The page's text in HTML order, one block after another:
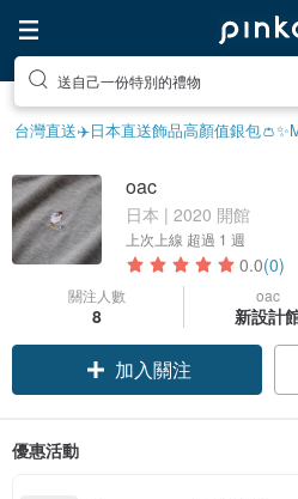
送自己一份特別的禮物
台灣直送✈️日本直送飾品高顏值銀包👛
oac
日本 | 2020 開館
上次上線 超過 1 週
0.0(0)
關注人數
8
oac
新設計
加入關注
優惠活動